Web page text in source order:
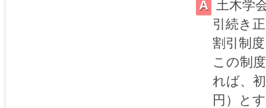
土木学
引続き
割引制
この制
れば、
円）と